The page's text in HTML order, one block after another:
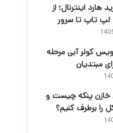
هارد اینترنال؛ از
لپ تاپ تا سرور
کولر آبی مرحله
مبتدیان
خازن پنکه چیست و
را برطرف کنیم؟